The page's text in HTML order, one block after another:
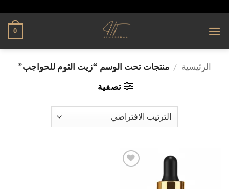
0
الرئيسية / منتجات تحت الوسم “زيت الثوم للحواجب”
تصفية